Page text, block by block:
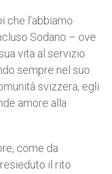
che l’abbiamo
Sodano – ove
vita al servizio
sempre nel suo
svizzera, egli
amore alla
come da
il rito